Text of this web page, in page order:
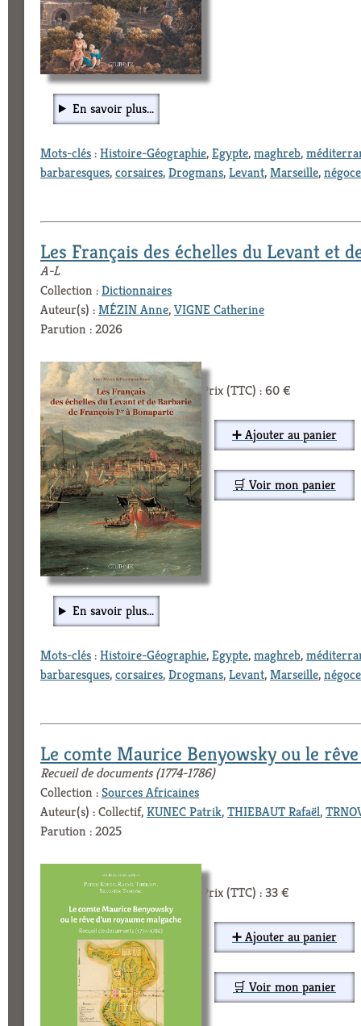
En savoir plus...
Mots-clés:Histoire-Géographie,Egypte,maghreb,
barbaresques,corsaires,Drogmans,Levant,Marseille,négoce
Les Français des échelles du Levant et
A-L
Collection :Dictionnaires
Auteur(s) :MÉZIN Anne,VIGNE Catherine
Parution : 2026
Prix (TTC) : 60 €
➕ Ajouter au panier
🛒 Voir mon panier
En savoir plus...
Mots-clés:Histoire-Géographie,Egypte,maghreb,
barbaresques,corsaires,Drogmans,Levant,Marseille,négoce
Le comte Maurice Benyowsky ou le
Recueil de documents (1774-1786)
Collection :Sources Africaines
Auteur(s) : Collectif,KUNEC Patrik,THIEBAUT Rafaël,
Parution : 2025
Prix (TTC) : 33 €
➕ Ajouter au panier
🛒 Voir mon panier